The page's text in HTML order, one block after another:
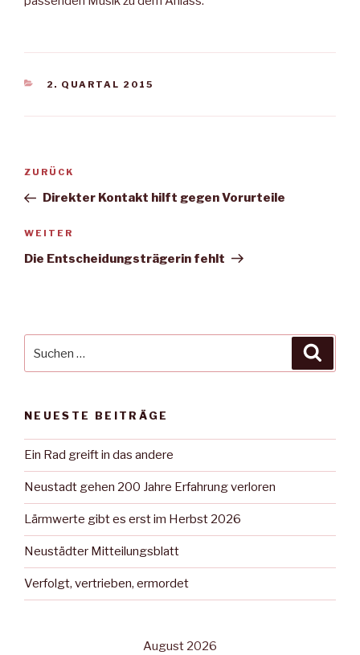
KATEGORIEN
2. QUARTAL 2015
Beitragsnavigation
Vorheriger
Beitrag
ZURÜCK
Direkter Kontakt hilft gegen Vorurteile
Nächster
Beitrag
WEITER
Die Entscheidungsträgerin fehlt
nach:
NEUESTE BEITRÄGE
Ein Rad greift in das andere
Neustadt gehen 200 Jahre Erfahrung verloren
Lärmwerte gibt es erst im Herbst 2026
Neustädter Mitteilungsblatt
Verfolgt, vertrieben, ermordet
August 2026